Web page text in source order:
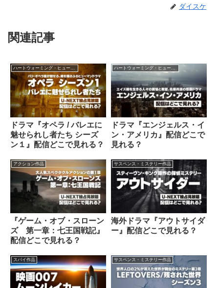
ダイスケ
関連記事
ドラマ『オペラ / バレエに
魅せられし者たち シーズ
ン１』配信どこで見れる？
ドラマ『エンジェルス・イ
ン・アメリカ』配信どこで
見れる？
アクション作品
『ゲーム・オブ・スローン
ズ 第一章：七王国戦記』
配信どこで見れる？
サスペンス・ミステリー作品
海外ドラマ『アウトサイダ
ー』配信どこで見れる？
スパイ作品 サスペンス・ミステリー作品